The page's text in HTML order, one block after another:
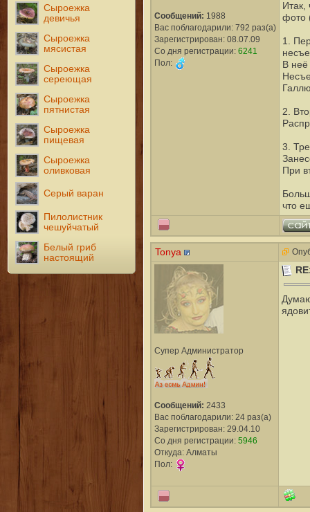
Сыроежка
девичья
Сыроежка
мясистая
Сыроежка
сереющая
Сыроежка
пятнистая
Сыроежка
пищевая
Сыроежка
оливковая
Серый варан
Пилолистник
чешуйчатый
Белый гриб
настоящий
Сообщений: 1988
Вас поблагодарили: 792 раз(а)
Зарегистрирован: 08.07.09
Со дня регистрации: 6241
Пол:
фото
1.
В
2.
3.
При
что
Tonya
Супер Администратор
Сообщений: 2433
Вас поблагодарили: 24 раз(а)
Зарегистрирован: 29.04.10
Со дня регистрации: 5946
Откуда: Алматы
Пол: